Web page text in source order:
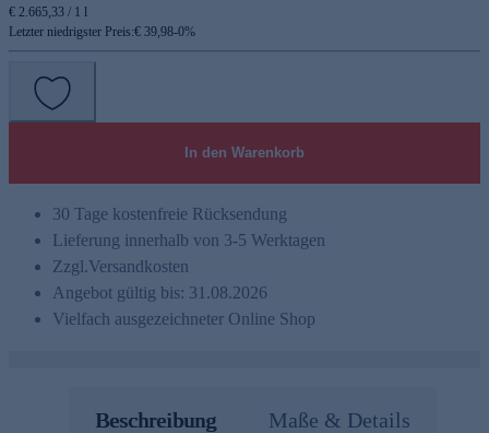
€ 2.665,33 / 1 l
Letzter niedrigster Preis:€ 39,98-0%
In den Warenkorb
30 Tage kostenfreie Rücksendung
Lieferung innerhalb von 3-5 Werktagen
Zzgl.Versandkosten
Angebot gültig bis: 31.08.2026
Vielfach ausgezeichneter Online Shop
Beschreibung Maße & Details